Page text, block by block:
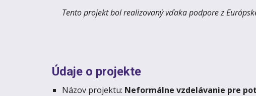
Tento projekt bol realizovaný vďaka podpore z
Údaje o projekte
Názov projektu: Neformálne vzdelávanie pre